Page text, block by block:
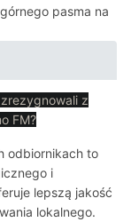
pasma na
z
FM?
odbiornikach to
i
lepszą jakość
lokalnego.